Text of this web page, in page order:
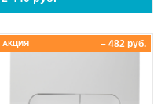
– 482 руб.
АКЦИЯ